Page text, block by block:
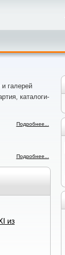
галерей
каталоги-
Подробнее...
Подробнее...
из